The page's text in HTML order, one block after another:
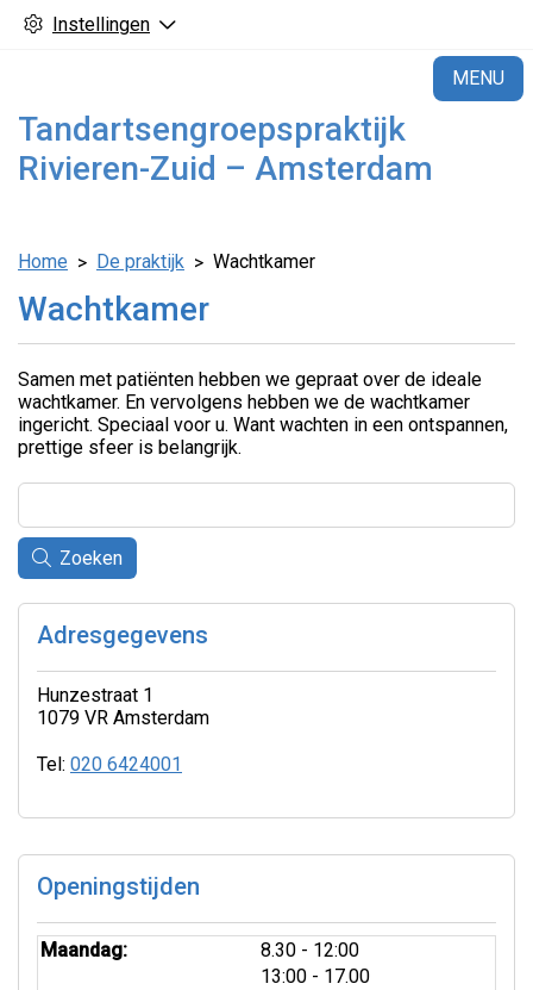
Instellingen
MENU
Tandartsengroepspraktijk
Rivieren-Zuid – Amsterdam
Home De praktijk Wachtkamer
Wachtkamer
Samen met patiënten hebben we gepraat over de ideale
wachtkamer. En vervolgens hebben we de wachtkamer
ingericht. Speciaal voor u. Want wachten in een ontspannen,
prettige sfeer is belangrijk.
Zoeken
Adresgegevens
Hunzestraat 1
1079 VR Amsterdam
Tel: 020 6424001
Openingstijden
Maandag: 8.30 tot
- 12:00
13:00 tot
- 17.00